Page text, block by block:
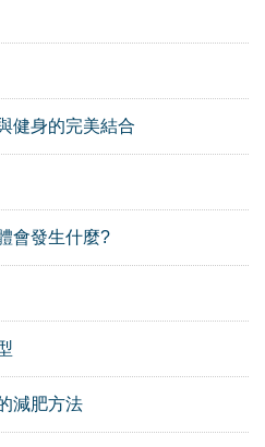
健身的完美結合
會發生什麼?
減肥方法